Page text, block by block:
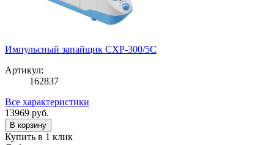
Импульсный запайщик CXP-300/5C
Артикул:
162837
Все характеристики
13969 руб.
В корзину
Купить в 1 клик